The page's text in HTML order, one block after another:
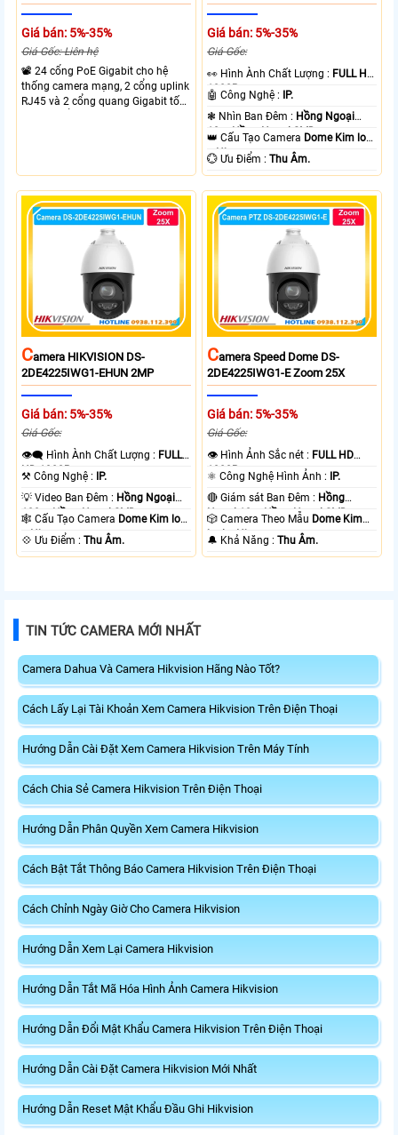
Giá bán: 5%-35%
Giá Gốc: Liên hệ
📽 24 cổng PoE Gigabit cho hệ
thống camera mạng, 2 cổng uplink
RJ45 và 2 cổng quang Gigabit tốc
Giá bán: 5%-35%
Giá Gốc:
️👀 Hình Ành Chất Lượng : FULL HD
1080P .
🤖️ Công Nghệ :
IP.
❃ Nhìn Ban Đêm : Hồng Ngoại
10m Hồng Ngoại SMD.
👑 Cấu Tạo Camera Dome Kim loại
+ Nhựa.
️💮 Ưu Điểm :Thu Âm.
CAmera HIKVISION DS-
2DE4225IWG1-EHUN 2MP
Giá bán: 5%-35%
Giá Gốc:
👁️‍🗨 Hình Ành Chất Lượng : FULL
HD 1080P .
⚒ Công Nghệ :
IP.
💡 Video Ban Đêm : Hồng Ngoại
100m Hồng Ngoại SMD.
🕸️ Cấu Tạo Camera Dome Kim loại
+ Nhựa.
️💠 Ưu Điểm :Thu Âm.
CAmera Speed Dome DS-
2DE4225IWG1-E Zoom 25X
Giá bán: 5%-35%
Giá Gốc:
👁 Hình Ảnh Sắc nét : FULL HD
1080P .
⚛️ Công Nghệ Hình Ảnh :
IP.
🔴 Giám sát Ban Đêm : Hồng
Ngoại 10m Hồng Ngoại SMD.
🎲 Camera Theo Mẫu Dome Kim
loại + Nhựa.
️🔔 Khả Năng :Thu Âm.
TIN TỨC CAMERA MỚI NHẤT
Camera Dahua Và Camera Hikvision Hãng Nào Tốt?
Cách Lấy Lại Tài Khoản Xem Camera Hikvision Trên Điện Thoại
Hướng Dẫn Cài Đặt Xem Camera Hikvision Trên Máy Tính
Cách Chia Sẻ Camera Hikvision Trên Điện Thoại
Hướng Dẫn Phân Quyền Xem Camera Hikvision
Cách Bật Tắt Thông Báo Camera Hikvision Trên Điện Thoại
Cách Chỉnh Ngày Giờ Cho Camera Hikvision
Hướng Dẫn Xem Lại Camera Hikvision
Hướng Dẫn Tắt Mã Hóa Hình Ảnh Camera Hikvision
Hướng Dẫn Đổi Mật Khẩu Camera Hikvision Trên Điện Thoại
Hướng Dẫn Cài Đặt Camera Hikvision Mới Nhất
Hướng Dẫn Reset Mật Khẩu Đầu Ghi Hikvision